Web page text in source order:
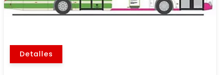
Detalles